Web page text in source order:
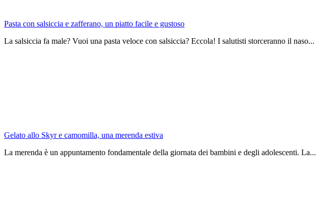
Pasta con salsiccia e zafferano, un piatto facile e gustoso
La salsiccia fa male? Vuoi una pasta veloce con salsiccia? Eccola! I salutisti storceranno il naso...
Gelato allo Skyr e camomilla, una merenda estiva
La merenda è un appuntamento fondamentale della giornata dei bambini e degli adolescenti. La...